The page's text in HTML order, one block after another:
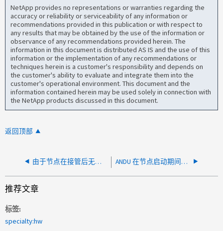
NetApp provides no representations or warranties regarding the
accuracy or reliability or serviceability of any information or
recommendations provided in this publication or with respect to
any results that may be obtained by the use of the information or
observance of any recommendations provided herein. The
information in this document is distributed AS IS and the use of this
information or the implementation of any recommendations or
techniques herein is a customer's responsibility and depends on
the customer's ability to evaluate and integrate them into the
customer's operational environment. This document and the
information contained herein may be used solely in connection with
the NetApp products discussed in this document.
返回顶部
由于节点在接管后无响应、ANDU已暂停 ANDU 在节点启动期间暂停，系统将关闭，因为这是不受支持的平台
推荐文章
标签
specialty:hw